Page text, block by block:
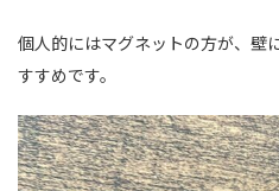
個人的にはマグネットの方が、壁
すすめです。